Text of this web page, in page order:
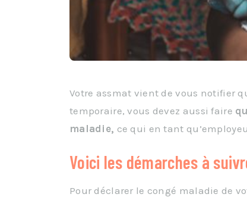
Votre assmat vient de vous notifier
temporaire, vous devez aussi faire
maladie, ce qui en tant
Voici les démarches à
Pour déclarer le congé maladie de